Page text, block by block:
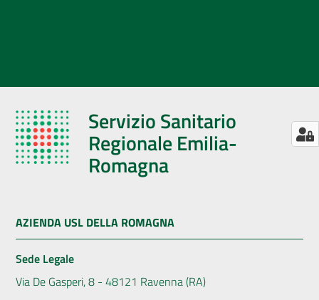
Servizio Sanitario
Regionale Emilia-
Romagna
AZIENDA USL DELLA ROMAGNA
Sede Legale
Via De Gasperi, 8 - 48121 Ravenna (RA)